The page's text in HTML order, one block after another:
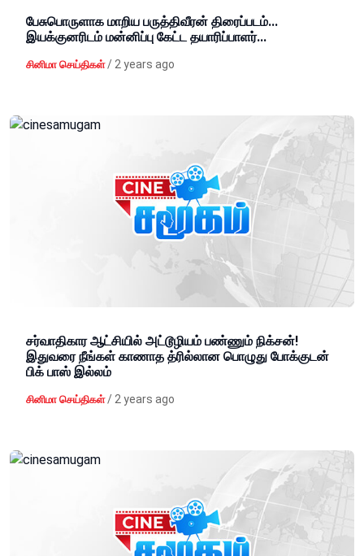
பேசுபொருளாக மாறிய பருத்திவீரன் திரைப்படம்...
இயக்குனரிடம் மன்னிப்பு கேட்ட தயாரிப்பாளர்...
சினிமா செய்திகள் / 2 years ago
சர்வாதிகார ஆட்சியில் அட்டூழியம் பண்ணும் நிக்சன்!
இதுவரை நீங்கள் காணாத த்ரில்லான பொழுது போக்குடன்
பிக் பாஸ் இல்லம்
சினிமா செய்திகள் / 2 years ago